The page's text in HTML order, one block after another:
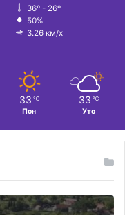
36º - 26º
50%
3.26 км/х
33 ℃
Пон
33 ℃
Уто